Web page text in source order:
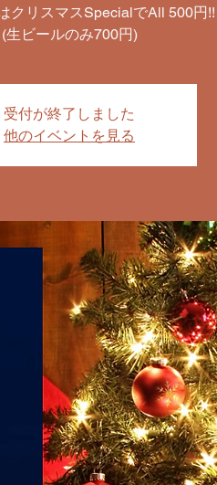
クリスマスSpecialでAll 500円!!
(生ビールのみ700円)
受付が終了しました
他のイベントを見る